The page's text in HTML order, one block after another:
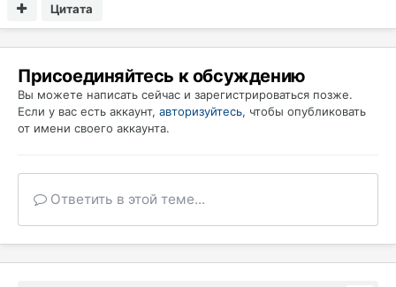
Цитата
Присоединяйтесь к обсуждению
Вы можете написать сейчас и зарегистрироваться позже.
Если у вас есть аккаунт, авторизуйтесь, чтобы опубликовать
от имени своего аккаунта.
Ответить в этой теме...